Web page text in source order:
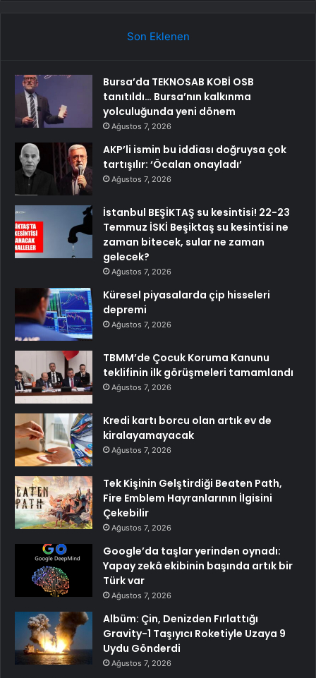
Son Eklenen
Bursa’da TEKNOSAB KOBİ OSB
tanıtıldı… Bursa’nın kalkınma
yolculuğunda yeni dönem
Ağustos 7, 2026
AKP’li ismin bu iddiası doğruysa çok
tartışılır: ‘Öcalan onayladı’
Ağustos 7, 2026
İstanbul BEŞİKTAŞ su kesintisi! 22-23
Temmuz İSKİ Beşiktaş su kesintisi ne
zaman bitecek, sular ne zaman
gelecek?
Ağustos 7, 2026
Küresel piyasalarda çip hisseleri
depremi
Ağustos 7, 2026
TBMM’de Çocuk Koruma Kanunu
teklifinin ilk görüşmeleri tamamlandı
Ağustos 7, 2026
Kredi kartı borcu olan artık ev de
kiralayamayacak
Ağustos 7, 2026
Tek Kişinin Gelştirdiği Beaten Path,
Fire Emblem Hayranlarının İlgisini
Çekebilir
Ağustos 7, 2026
Google’da taşlar yerinden oynadı:
Yapay zekâ ekibinin başında artık bir
Türk var
Ağustos 7, 2026
Albüm: Çin, Denizden Fırlattığı
Gravity-1 Taşıyıcı Roketiyle Uzaya 9
Uydu Gönderdi
Ağustos 7, 2026